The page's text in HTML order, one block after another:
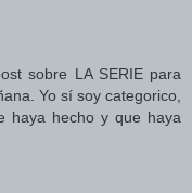
sobre LA SERIE para
Yo sí soy categorico,
haya hecho y que haya